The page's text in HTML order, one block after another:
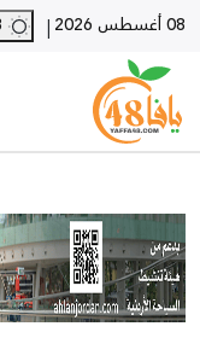
08 أغسطس 2026 |
أخبار محلية
أخبار يافا
SHORTS
أخبار اللد والرملة